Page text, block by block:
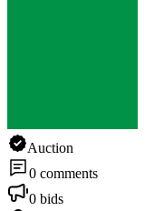
Auction
0 comments
0 bids